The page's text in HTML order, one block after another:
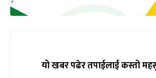
यो खबर पढेर तपाईलाई कस्तो